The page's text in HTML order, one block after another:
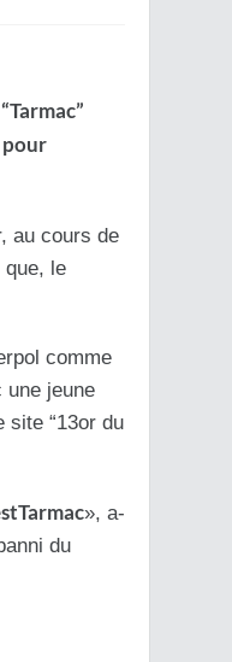
pour
au cours de
que, le
comme
une jeune
site “13or du
», a-
du